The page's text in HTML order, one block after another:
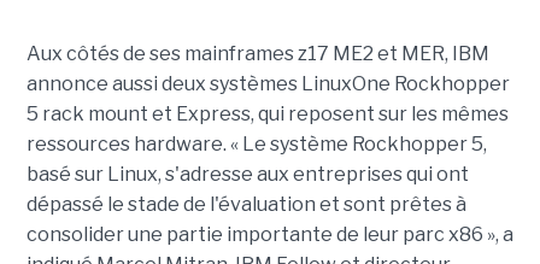
Aux côtés de ses mainframes z17 ME2 et MER, IBM
annonce aussi deux systèmes LinuxOne Rockhopper
5 rack mount et Express, qui reposent sur les mêmes
ressources hardware. « Le système Rockhopper 5,
basé sur Linux, s'adresse aux entreprises qui ont
dépassé le stade de l'évaluation et sont prêtes à
consolider une partie importante de leur parc x86 », a